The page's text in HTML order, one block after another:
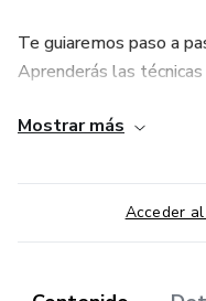
Te guiaremos paso a
Aprenderás las
enseñaremos
confianza y éxito.
¿Por qué elegir
Mostrar más
Acceder